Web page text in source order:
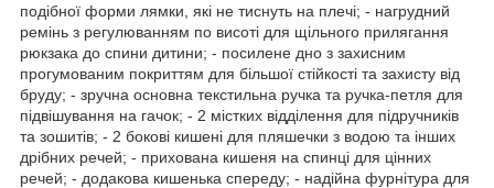
подібної форми лямки, які не тиснуть на плечі; - нагрудний
ремінь з регулюванням по висоті для щільного прилягання
рюкзака до спини дитини; - посилене дно з захисним
прогумованим покриттям для більшої стійкості та захисту від
бруду; - зручна основна текстильна ручка та ручка-петля для
підвішування на гачок; - 2 містких відділення для підручників
та зошитів; - 2 бокові кишені для пляшечки з водою та інших
дрібних речей; - прихована кишеня на спинці для цінних
речей; - додакова кишенька спереду; - надійна фурнітура для